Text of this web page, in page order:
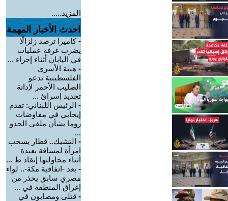
المزيد.....
احدث الأخبار المهمة
-كاميرا ترصد زلزالًا
يضرب غرفة عمليات
في اليابان أثناء إجراء ...
- هيئة الأسرى
الفلسطينية تدعو
الصليب الأحمر لإدانة
تجديد إسرائ ...
- الرئيس اللبناني: تقدم
إيجابي في مفاوضات
روما بشأن ملفي الحدو
...
- التشيك.. قطار يسحب
امرأة لمسافة بعيدة
أثناء محاولتها إنقاذ ط ...
- بعد -اتفاقية مكة-.. لواء
مصري سابق يحذر من
إغراق المنطقة في ...
- قتلى ومصابون في